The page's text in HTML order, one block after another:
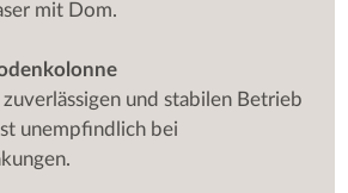
mit Dom.
und stabilen Betrieb
unempfindlich bei